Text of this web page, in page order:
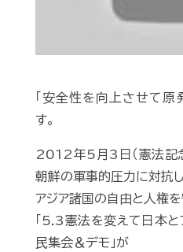
「安全性を向上させて原
す。
2012年5月3日（憲法記
朝鮮の軍事的圧力に対抗し
アジア諸国の自由と人権を
「5.3憲法を変えて日本
民集会＆デモ」が